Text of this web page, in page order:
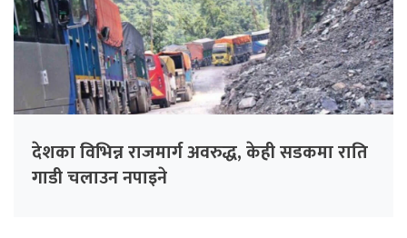
देशका विभिन्न राजमार्ग अवरुद्ध, केही सडकमा राति
गाडी चलाउन नपाइने